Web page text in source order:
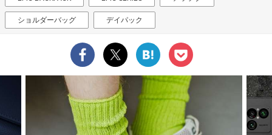
ショルダーバッグ デイパック